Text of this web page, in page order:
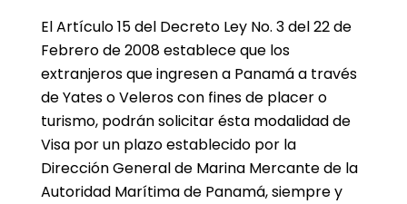
El Artículo 15 del Decreto Ley No. 3 del 22 de
Febrero de 2008 establece que los
extranjeros que ingresen a Panamá a través
de Yates o Veleros con fines de placer o
turismo, podrán solicitar ésta modalidad de
Visa por un plazo establecido por la
Dirección General de Marina Mercante de la
Autoridad Marítima de Panamá, siempre y